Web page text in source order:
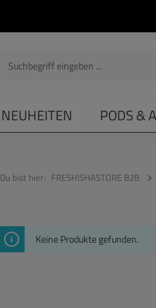
NEUHEITEN PODS &
Du bist hier: FRESHISHASTORE B2B
Keine Produkte gefunden.